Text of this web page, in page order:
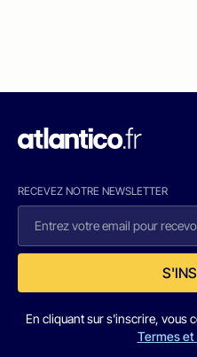
RECEVEZ NOTRE NEWSLETTER
En cliquant sur s'inscrire, vous
Termes